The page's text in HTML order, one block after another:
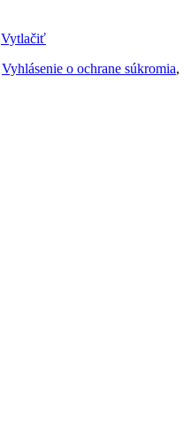
Vytlačiť
Vyhlásenie o ochrane súkromia,